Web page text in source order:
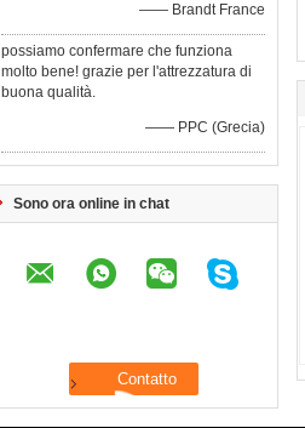
—— Brandt France
possiamo confermare che funziona
molto bene! grazie per l'attrezzatura di
buona qualità.
—— PPC (Grecia)
Sono ora online in chat